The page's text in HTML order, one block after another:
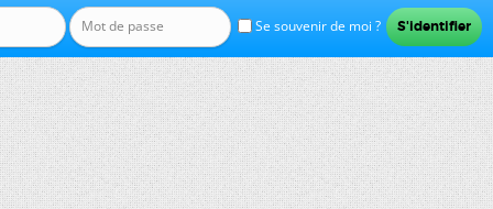
Se souvenir de moi ?